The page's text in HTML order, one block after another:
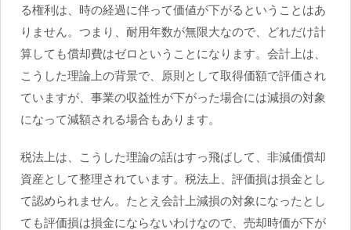
る権利は、時の経過に伴って価値が下がるということはあ
りません。つまり、耐用年数が無限大なので、どれだけ計
算しても償却費はゼロということになります。会計上は、
こうした理論上の背景で、原則として取得価額で評価され
ていますが、事業の収益性が下がった場合には減損の対象
になって減額される場合もあります。
税法上は、こうした理論の話はすっ飛ばして、非減価償却
資産として整理されています。税法上、評価損は損金とし
て認められません。たとえ会計上減損の対象になったとし
ても評価損は損金にならないわけなので、売却時価が下が